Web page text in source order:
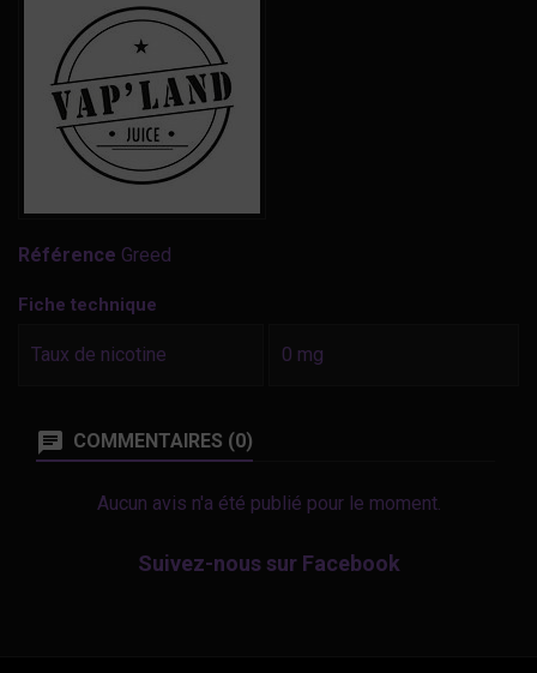
Référence Greed
Fiche technique
Taux de nicotine 0 mg
COMMENTAIRES (0)
Aucun avis n'a été publié pour le moment.
Suivez-nous sur Facebook